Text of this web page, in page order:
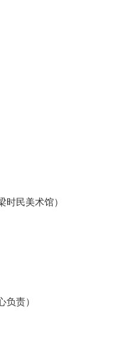
时民美术馆）
负责）